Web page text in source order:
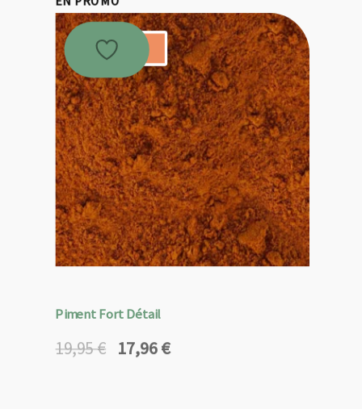
Promo !
Piment Fort Détail
19,95€
Le
17,96€
Le